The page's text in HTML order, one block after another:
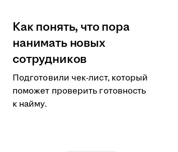
Как понять, что пора
нанимать новых
сотрудников
Подготовили чек-лист, который
поможет проверить готовность
к найму.